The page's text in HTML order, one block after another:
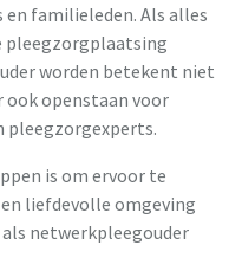
familieleden. Als alles
pleegzorgplaatsing
worden betekent niet
ook openstaan voor
pleegzorgexperts.
is om ervoor te
liefdevolle omgeving
netwerkpleegouder